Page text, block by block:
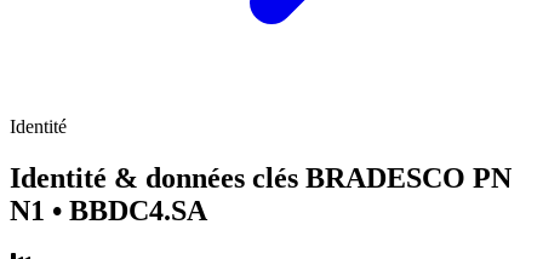
Identité
Identité & données clés BRADESCO PN
N1 • BBDC4.SA